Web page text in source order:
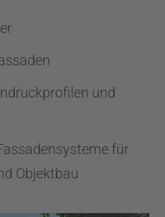
und
für
Objektbau